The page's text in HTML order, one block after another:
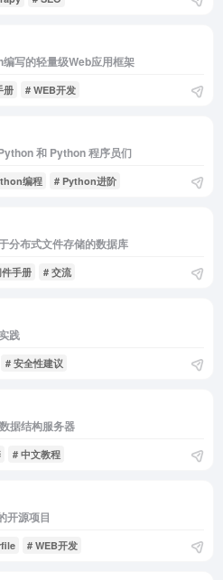
写的轻量级Web应用框架
册 # WEB开发
和 Python 程序员们
编程 # Python进阶
分布式文件存储的数据库
手册 # 交流
践
# 安全性建议
据结构服务器
# 中文教程
开源项目
# WEB开发